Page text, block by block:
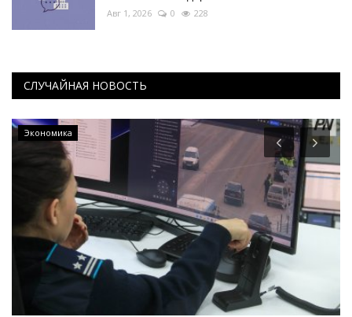
Авг 1, 2026 0 228
СЛУЧАЙНАЯ НОВОСТЬ
Экономика